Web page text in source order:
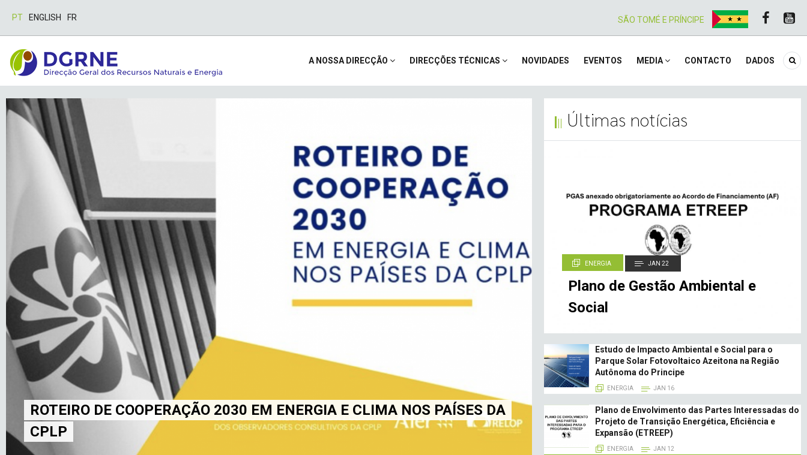
PT ENGLISH FR SÃO TOMÉ E PRÍNCIPE
A NOSSA DIRECÇÃO DIRECÇÕES TÉCNICAS NOVIDADES EVENTOS MEDIA CONTACTO DADOS
2030 EM ENERGIA E CLIMA NOS PAÍSES DA
Monitorização de notícias
Últimas notícias
ENERGIA JAN 22
Plano de Gestão Ambiental e
Social
Estudo de Impacto Ambiental e Social para o
Parque Solar Fotovoltaico Azeitona na Região
Autônoma do Principe
ENERGIA JAN 16
Plano de Envolvimento das Partes Interessadas do
Projeto de Transição Energética, Eficiência e
Expansão (ETREEP)
ENERGIA JAN 12